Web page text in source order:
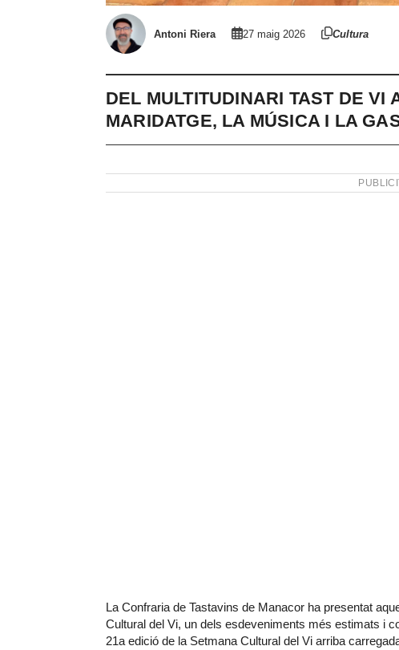
Antoni Riera 27 maig 2026 Cultura
DEL MULTITUDINARI TAST DE VI
MARIDATGE, LA MÚSICA I LA
La Confraria de Tastavins de Manacor ha presentat
Cultural del Vi, un dels esdeveniments més estimats i
21a edició de la Setmana Cultural del Vi arriba